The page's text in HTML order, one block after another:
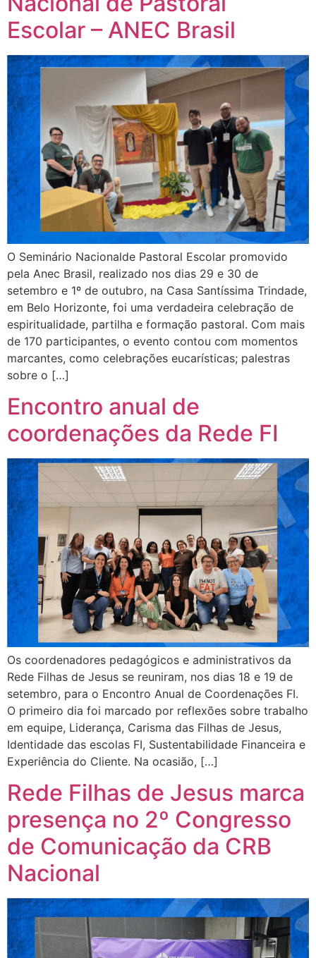
Escolar – ANEC Brasil
O Seminário Nacionalde Pastoral Escolar promovido
pela Anec Brasil, realizado nos dias 29 e 30 de
setembro e 1º de outubro, na Casa Santíssima Trindade,
em Belo Horizonte, foi uma verdadeira celebração de
espiritualidade, partilha e formação pastoral. Com mais
de 170 participantes, o evento contou com momentos
marcantes, como celebrações eucarísticas; palestras
sobre o […]
Encontro anual de
coordenações da Rede FI
Os coordenadores pedagógicos e administrativos da
Rede Filhas de Jesus se reuniram, nos dias 18 e 19 de
setembro, para o Encontro Anual de Coordenações FI.
O primeiro dia foi marcado por reflexões sobre trabalho
em equipe, Liderança, Carisma das Filhas de Jesus,
Identidade das escolas FI, Sustentabilidade Financeira e
Experiência do Cliente. Na ocasião, […]
Rede Filhas de Jesus marca
presença no 2º Congresso
de Comunicação da CRB
Nacional